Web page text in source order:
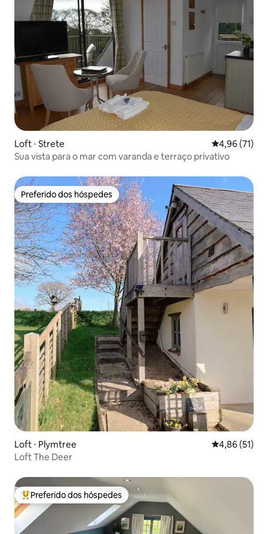
Loft ⋅ Strete 4,96 de uma
4,96 (71)
Sua vista para o mar com varanda e terraço privativo
Preferido dos hóspedes
Preferido dos hóspedes
Loft ⋅ Plymtree 4,86 de uma
4,86 (51)
Loft The Deer
Entre os melhores preferidos dos hóspedes
Preferido dos hóspedes